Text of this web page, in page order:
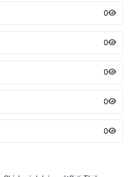
0
0
0
0
0